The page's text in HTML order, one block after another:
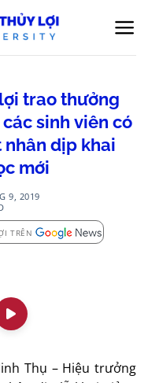
trao thưởng
sinh viên có
dịp khai
mới
9, 2019
TRÊN
Thụ – Hiệu trưởng